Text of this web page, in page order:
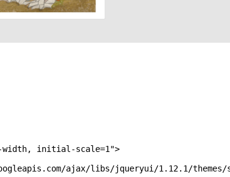
width, initial-scale=1">
ajax/libs/jqueryui/1.12.1/themes/